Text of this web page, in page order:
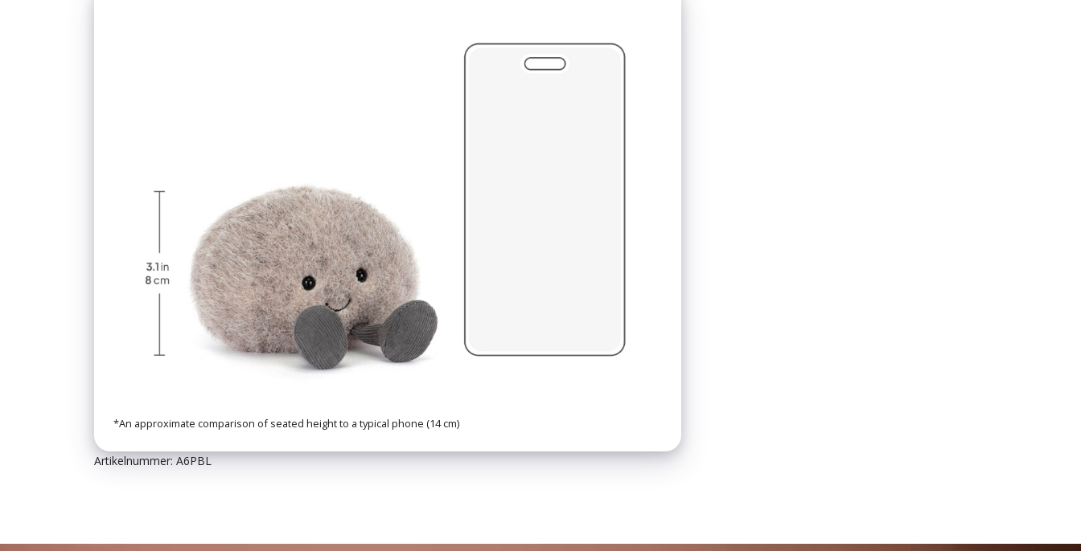
*An approximate comparison of seated height to a typical phone (14 cm)
Artikelnummer: A6PBL